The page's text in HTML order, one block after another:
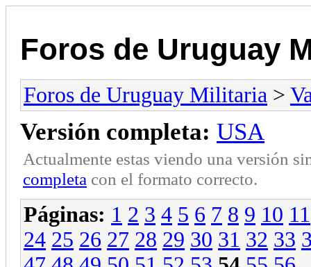
Foros de Uruguay
Foros de Uruguay Militaria >
Versión completa: USA
Actualmente estas viendo una versión
completa con el formato correcto.
Páginas: 1 2 3 4 5 6 7 8 9 10 11
24 25 26 27 28 29 30 31 32 33